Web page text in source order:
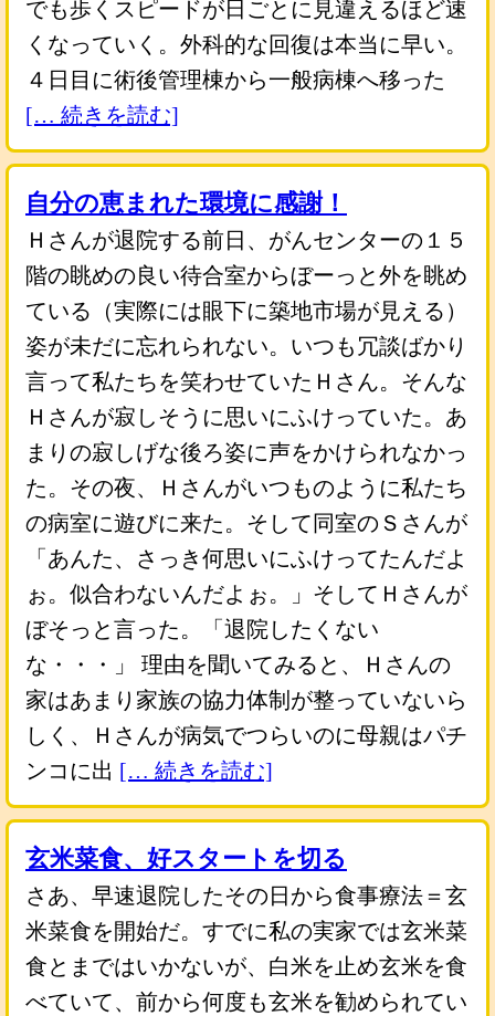
でも歩くスピードが日ごとに見違えるほど速
くなっていく。外科的な回復は本当に早い。
４日目に術後管理棟から一般病棟へ移った
[… 続きを読む]
自分の恵まれた環境に感謝！
Ｈさんが退院する前日、がんセンターの１５
階の眺めの良い待合室からぼーっと外を眺め
ている（実際には眼下に築地市場が見える）
姿が未だに忘れられない。いつも冗談ばかり
言って私たちを笑わせていたＨさん。そんな
Ｈさんが寂しそうに思いにふけっていた。あ
まりの寂しげな後ろ姿に声をかけられなかっ
た。その夜、Ｈさんがいつものように私たち
の病室に遊びに来た。そして同室のＳさんが
「あんた、さっき何思いにふけってたんだよ
ぉ。似合わないんだよぉ。」そしてＨさんが
ぼそっと言った。「退院したくない
な・・・」 理由を聞いてみると、Ｈさんの
家はあまり家族の協力体制が整っていないら
しく、Ｈさんが病気でつらいのに母親はパチ
ンコに出 [… 続きを読む]
玄米菜食、好スタートを切る
さあ、早速退院したその日から食事療法＝玄
米菜食を開始だ。すでに私の実家では玄米菜
食とまではいかないが、白米を止め玄米を食
べていて、前から何度も玄米を勧められてい